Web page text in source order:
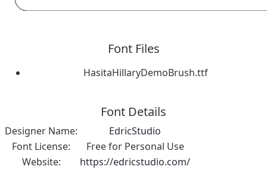
Font Files
HasitaHillaryDemoBrush.ttf
Font Details
Designer Name:
EdricStudio
Font License:
Free for Personal Use
Website:
https://edricstudio.com/